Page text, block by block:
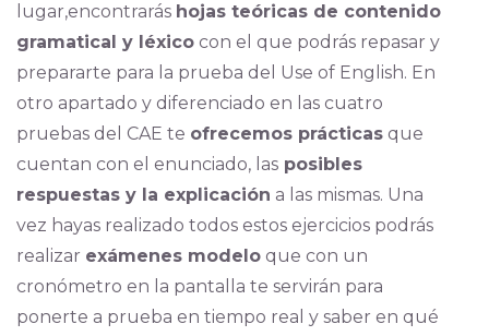
lugar,encontrarás hojas teóricas de contenido
gramatical y léxicocon el que podrás repasar y
prepararte para la prueba del Use of English. En
otro apartado y diferenciado en las cuatro
pruebas del CAE te ofrecemos prácticasque
cuentan con el enunciado, lasposibles
respuestas y la explicación a las mismas. Una
vez hayas realizado todos estos ejercicios podrás
realizar exámenes modeloque con un
cronómetro en la pantalla te servirán para
ponerte a prueba en tiempo real y saber en qué